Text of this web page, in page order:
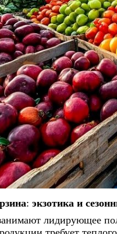
: экзотика и
лидирующее